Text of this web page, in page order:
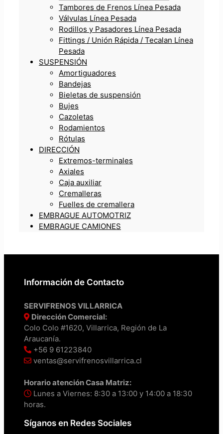
Tambores de Frenos Línea Pesada
Válvulas Línea Pesada
Rodillos y Pasadores Línea Pesada
Fittings / Unión Rápida / Tecalan Línea
Pesada
SUSPENSIÓN
Amortiguadores
Bandejas
Bieletas de suspensión
Bujes
Cazoletas
Rodamientos
Rótulas
DIRECCIÓN
Extremos-terminales
Axiales
Caja auxiliar
Cremalleras
Fuelles de cremallera
EMBRAGUE AUTOMOTRIZ
EMBRAGUE CAMIONES
Información de Contacto
SERVIFRENOS VILLARRICA
Dirección Comercial:
Colo Colo #1620, Villarrica, Región de La
Araucanía.
+56 9 61223840
ventas@servifrenosvillarrica.cl
Horario atención Casa Matriz:
Lunes a Viernes: 8:30 a 13:00 y 14:00 a 18:30
horas.
Síganos en Redes Sociales